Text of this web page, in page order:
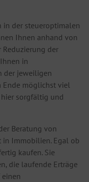
in der steueroptimalen
Ihnen anhand von
Reduzierung der
in
der jeweiligen
Ende möglichst viel
sorgfältig und
Beratung von
in Immobilien. Egal ob
kaufen. Sie
die laufende Erträge